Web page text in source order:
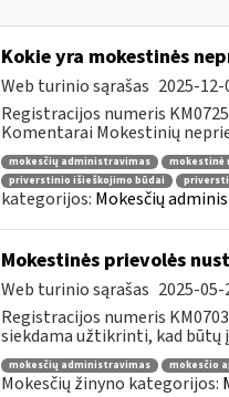
Kokie yra mokestinės
Web turinio sąrašas 2025-12-
Registracijos numeris
Komentarai Mokestinių
mokesčių administravimas mokestinė
priverstinio išieškojimo būdai
kategorijos: Mokesčių
Mokestinės prievolės
Web turinio sąrašas 2025-05-
Registracijos numeris
siekdama užtikrinti, kad būtų
mokesčių administravimas mokesčio
Mokesčių žinyno kategorijos: